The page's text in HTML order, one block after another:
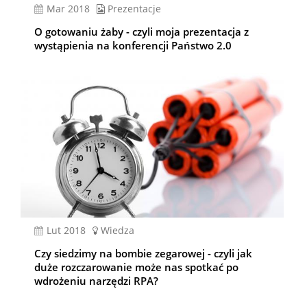
mar 2018 Prezentacje
O gotowaniu żaby - czyli moja prezentacja z
wystąpienia na konferencji Państwo 2.0
lut 2018 Wiedza
Czy siedzimy na bombie zegarowej - czyli jak
duże rozczarowanie może nas spotkać po
wdrożeniu narzędzi RPA?